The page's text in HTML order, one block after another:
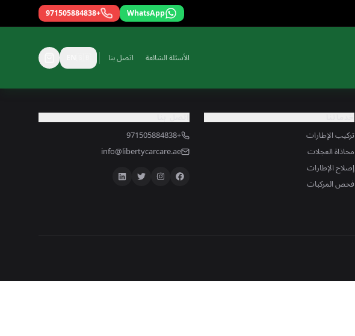
WhatsApp
+971505884838
الأسئلة الشائعة اتصل بنا
تركيب الإطارات
محاذاة العجلات
إصلاح الإطارات
فحص المركبات
+971505884838
info@libertycarcare.ae